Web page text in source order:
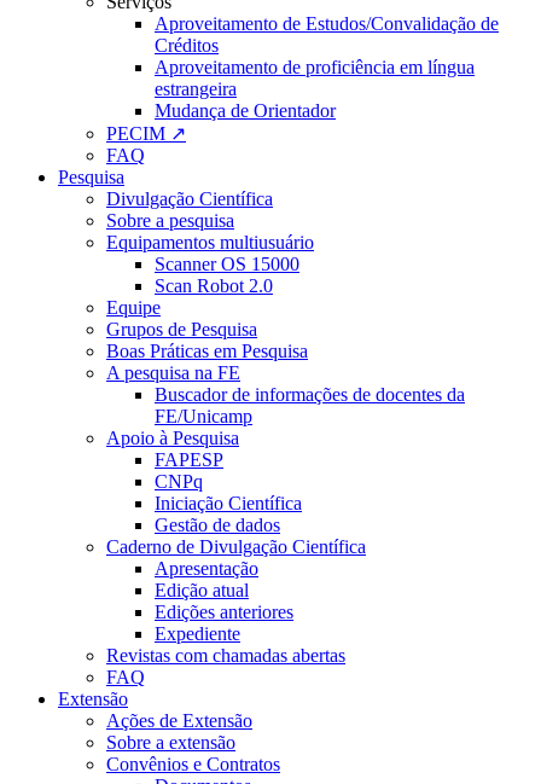
Aproveitamento de Estudos/Convalidação de
Créditos
Aproveitamento de proficiência em língua
estrangeira
Mudança de Orientador
PECIM ↗
FAQ
Pesquisa
Divulgação Científica
Sobre a pesquisa
Equipamentos multiusuário
Scanner OS 15000
Scan Robot 2.0
Equipe
Grupos de Pesquisa
Boas Práticas em Pesquisa
A pesquisa na FE
Buscador de informações de docentes da
FE/Unicamp
Apoio à Pesquisa
FAPESP
CNPq
Iniciação Científica
Gestão de dados
Caderno de Divulgação Científica
Apresentação
Edição atual
Edições anteriores
Expediente
Revistas com chamadas abertas
FAQ
Extensão
Ações de Extensão
Sobre a extensão
Convênios e Contratos